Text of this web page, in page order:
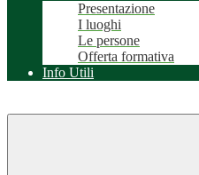
Presentazione
I luoghi
Le persone
Offerta formativa
Info Utili